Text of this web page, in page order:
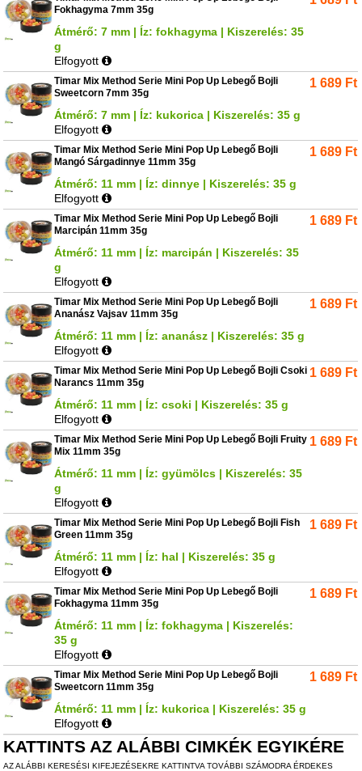
Fokhagyma 7mm 35g
Átmérő: 7 mm | Íz: fokhagyma | Kiszerelés: 35
g
Elfogyott
Timar Mix Method Serie Mini Pop Up Lebegő Bojli
Sweetcorn 7mm 35g
Átmérő: 7 mm | Íz: kukorica | Kiszerelés: 35 g
Elfogyott
1 689 Ft
Timar Mix Method Serie Mini Pop Up Lebegő Bojli
Mangó Sárgadinnye 11mm 35g
Átmérő: 11 mm | Íz: dinnye | Kiszerelés: 35 g
Elfogyott
1 689 Ft
Timar Mix Method Serie Mini Pop Up Lebegő Bojli
Marcipán 11mm 35g
Átmérő: 11 mm | Íz: marcipán | Kiszerelés: 35
g
Elfogyott
1 689 Ft
Timar Mix Method Serie Mini Pop Up Lebegő Bojli
Ananász Vajsav 11mm 35g
Átmérő: 11 mm | Íz: ananász | Kiszerelés: 35 g
Elfogyott
1 689 Ft
Timar Mix Method Serie Mini Pop Up Lebegő Bojli Csoki
Narancs 11mm 35g
Átmérő: 11 mm | Íz: csoki | Kiszerelés: 35 g
Elfogyott
1 689 Ft
Timar Mix Method Serie Mini Pop Up Lebegő Bojli Fruity
Mix 11mm 35g
Átmérő: 11 mm | Íz: gyümölcs | Kiszerelés: 35
g
Elfogyott
1 689 Ft
Timar Mix Method Serie Mini Pop Up Lebegő Bojli Fish
Green 11mm 35g
Átmérő: 11 mm | Íz: hal | Kiszerelés: 35 g
Elfogyott
1 689 Ft
Timar Mix Method Serie Mini Pop Up Lebegő Bojli
Fokhagyma 11mm 35g
Átmérő: 11 mm | Íz: fokhagyma | Kiszerelés:
35 g
Elfogyott
1 689 Ft
Timar Mix Method Serie Mini Pop Up Lebegő Bojli
Sweetcorn 11mm 35g
Átmérő: 11 mm | Íz: kukorica | Kiszerelés: 35 g
Elfogyott
1 689 Ft
KATTINTS AZ ALÁBBI CIMKÉK EGYIKÉRE
AZ ALÁBBI KERESÉSI KIFEJEZÉSEKRE KATTINTVA TOVÁBBI SZÁMODRA ÉRDEKES